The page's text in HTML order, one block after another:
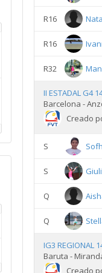
R16
R16
R32
II ESTADAL G4
Barcelona -
Creado
S
S
Q
Q
IG3 REGIONAL
Baruta -
Creado